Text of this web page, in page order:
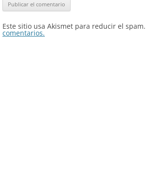
Este sitio usa Akismet para reducir el spam.
comentarios.